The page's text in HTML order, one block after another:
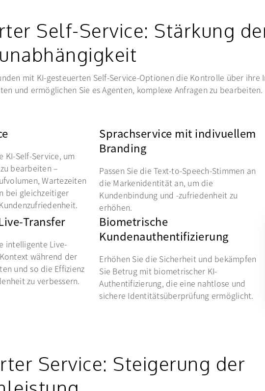
Self-Service: Stärkung
mit KI-gesteuerten Self-Service-Optionen die Kontrolle über ihre
und ermöglichen Sie es Agenten, komplexe Anfragen zu bearbeiten.
KI-Self-Service, um
bearbeiten –
Wartezeiten
bei gleichzeitiger
Sprachservice mit indivuellem
Branding
Passen Sie die Text-to-Speech-Stimmen an
die Markenidentität an, um die
Kundenbindung und -zufriedenheit zu
erhöhen.
Transfer
intelligente Live-
während der
und so die Effizienz
zu verbessern.
Biometrische
Kundenauthentifizierung
Erhöhen Sie die Sicherheit und bekämpfen
Sie Betrug mit biometrischer KI-
Authentifizierung, die eine nahtlose und
sichere Identitätsüberprüfung ermöglicht.
Service: Steigerung der